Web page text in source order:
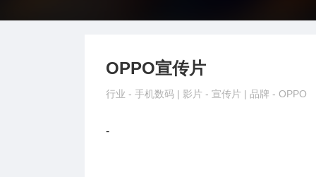
OPPO宣传片
行业 - 手机数码 | 影片 - 宣传片 | 品牌 - OPPO
-